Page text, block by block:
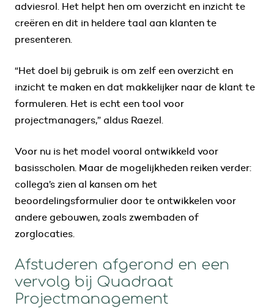
adviesrol. Het helpt hen om overzicht en inzicht te
creëren en dit in heldere taal aan klanten te
presenteren.
“Het doel bij gebruik is om zelf een overzicht en
inzicht te maken en dat makkelijker naar de klant te
formuleren. Het is echt een tool voor
projectmanagers,” aldus Raezel.
Voor nu is het model vooral ontwikkeld voor
basisscholen. Maar de mogelijkheden reiken verder:
collega’s zien al kansen om het
beoordelingsformulier door te ontwikkelen voor
andere gebouwen, zoals zwembaden of
zorglocaties.
Afstuderen afgerond en een
vervolg bij Quadraat
Projectmanagement